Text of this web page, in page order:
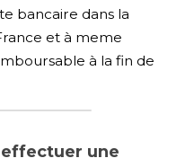
bancaire dans la
et à meme
à la fin de
une